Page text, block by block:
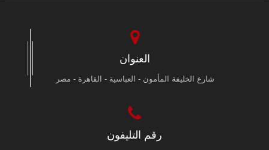
العنوان
شارع الخليفة المأمون - العباسية - القاهرة - مصر
رقم التليفون